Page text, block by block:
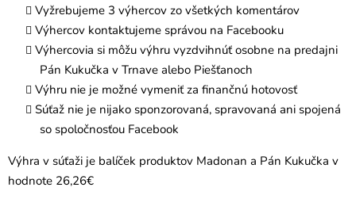
Vyžrebujeme 3 výhercov zo všetkých komentárov
Výhercov kontaktujeme správou na Facebooku
Výhercovia si môžu výhru vyzdvihnúť osobne na predajni
Pán Kukučka v Trnave alebo Piešťanoch
Výhru nie je možné vymeniť za finančnú hotovosť
Súťaž nie je nijako sponzorovaná, spravovaná ani spojená
so spoločnosťou Facebook
Výhra v súťaži je balíček produktov Madonan a Pán Kukučka v
hodnote 26,26€